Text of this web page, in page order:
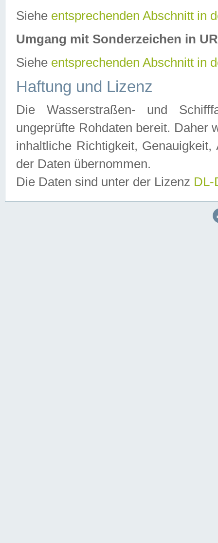
Siehe entsprechenden Abschnitt in
Umgang mit Sonderzeichen in
Siehe entsprechenden Abschnitt in
Haftung und Lizenz
Die Wasserstraßen- und
ungeprüfte Rohdaten bereit. Daher
inhaltliche Richtigkeit,
der Daten übernommen.
Die Daten sind unter der Lizenz